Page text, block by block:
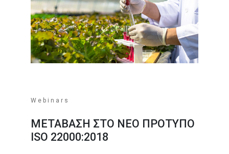
Webinars
ΜΕΤΑΒΑΣΗ ΣΤΟ ΝΕΟ ΠΡΟΤΥΠΟ
ISO 22000:2018